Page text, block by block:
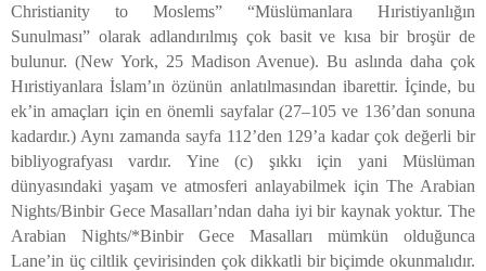
Christianity to Moslems” “Müslümanlara Hıristiyanlığın
Sunulması” olarak adlandırılmış çok basit ve kısa bir broşür de
bulunur. (New York, 25 Madison Avenue). Bu aslında daha çok
Hıristiyanlara İslam’ın özünün anlatılmasından ibarettir. İçinde, bu
ek’in amaçları için en önemli sayfalar (27–105 ve 136’dan sonuna
kadardır.) Aynı zamanda sayfa 112’den 129’a kadar çok değerli bir
bibliyografyası vardır. Yine (c) şıkkı için yani Müslüman
dünyasındaki yaşam ve atmosferi anlayabilmek için The Arabian
Nights/Binbir Gece Masalları’ndan daha iyi bir kaynak yoktur. The
Arabian Nights/*Binbir Gece Masalları mümkün olduğunca
Lane’in üç ciltlik çevirisinden çok dikkatli bir biçimde okunmalıdır.